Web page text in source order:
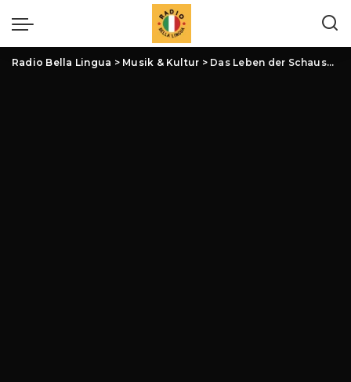
Radio Bella Lingua > Musik & Kultur > Das Leben der Schauspielertruppen: Ein Blick hinter die Kulissen